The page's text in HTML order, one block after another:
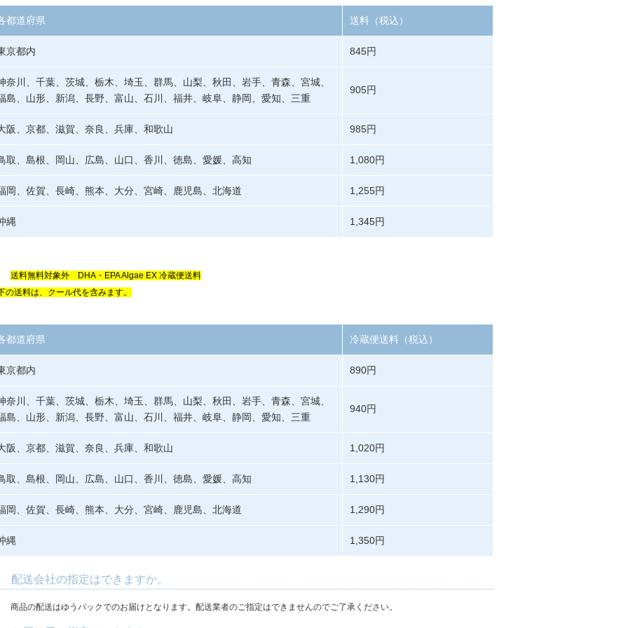
都道府県 送料（税込）
京都内 845円
奈川、千葉、茨城、栃木、埼玉、群馬、山梨、秋田、岩手、青森、宮城、
島、山形、新潟、長野、富山、石川、福井、岐阜、静岡、愛知、三重
905円
阪、京都、滋賀、奈良、兵庫、和歌山 985円
取、島根、岡山、広島、山口、香川、徳島、愛媛、高知 1,080円
岡、佐賀、長崎、熊本、大分、宮崎、鹿児島、北海道 1,255円
縄 1,345円
送料無料対象外 DHA・EPA Algae EX 冷蔵便送料
の送料は、クール代を含みます。
都道府県 冷蔵便送料（税込）
京都内 890円
奈川、千葉、茨城、栃木、埼玉、群馬、山梨、秋田、岩手、青森、宮城、
島、山形、新潟、長野、富山、石川、福井、岐阜、静岡、愛知、三重
940円
阪、京都、滋賀、奈良、兵庫、和歌山 1,020円
取、島根、岡山、広島、山口、香川、徳島、愛媛、高知 1,130円
岡、佐賀、長崎、熊本、大分、宮崎、鹿児島、北海道 1,290円
縄 1,350円
配送会社の指定はできますか。
商品の配送はゆうパックでのお届けとなります。配送業者のご指定はできませんのでご了承ください。